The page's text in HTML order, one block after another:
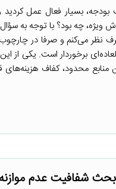
بسیار فعال عمل کردید
ویژه، چه بود؟ با توجه به
می‌کنم و صرفا در چارچوب
برخوردار است. یکی از
منابع محدود، کفاف
شفافیت عدم